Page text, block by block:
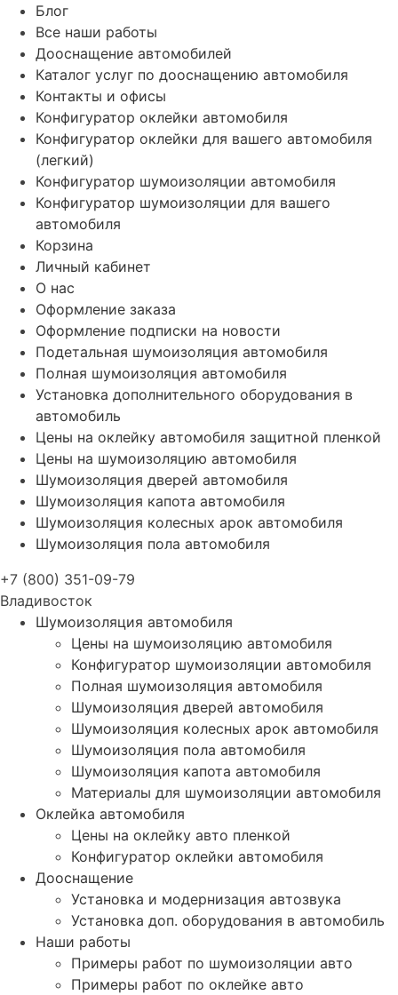
Блог
Все наши работы
Дооснащение автомобилей
Каталог услуг по дооснащению автомобиля
Контакты и офисы
Конфигуратор оклейки автомобиля
Конфигуратор оклейки для вашего автомобиля
(легкий)
Конфигуратор шумоизоляции автомобиля
Конфигуратор шумоизоляции для вашего
автомобиля
Корзина
Личный кабинет
О нас
Оформление заказа
Оформление подписки на новости
Подетальная шумоизоляция автомобиля
Полная шумоизоляция автомобиля
Установка дополнительного оборудования в
автомобиль
Цены на оклейку автомобиля защитной пленкой
Цены на шумоизоляцию автомобиля
Шумоизоляция дверей автомобиля
Шумоизоляция капота автомобиля
Шумоизоляция колесных арок автомобиля
Шумоизоляция пола автомобиля
+7 (800) 351-09-79
Владивосток
Шумоизоляция автомобиля
Цены на шумоизоляцию автомобиля
Конфигуратор шумоизоляции автомобиля
Полная шумоизоляция автомобиля
Шумоизоляция дверей автомобиля
Шумоизоляция колесных арок автомобиля
Шумоизоляция пола автомобиля
Шумоизоляция капота автомобиля
Материалы для шумоизоляции автомобиля
Оклейка автомобиля
Цены на оклейку авто пленкой
Конфигуратор оклейки автомобиля
Дооснащение
Установка и модернизация автозвука
Установка доп. оборудования в автомобиль
Наши работы
Примеры работ по шумоизоляции авто
Примеры работ по оклейке авто